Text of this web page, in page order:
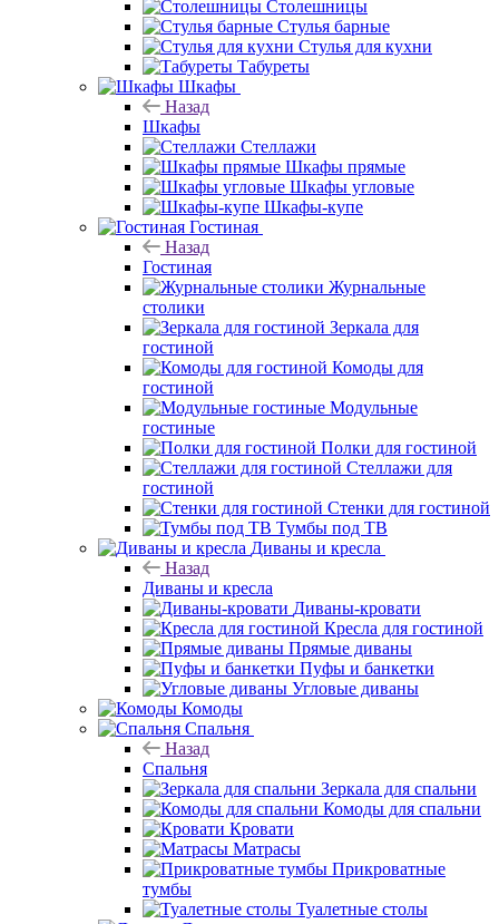
Столешницы
Стулья барные
Стулья для кухни
Табуреты
Шкафы
Назад
Шкафы
Стеллажи
Шкафы прямые
Шкафы угловые
Шкафы-купе
Гостиная
Назад
Гостиная
Журнальные
столики
Зеркала для
гостиной
Комоды для
гостиной
Модульные
гостиные
Полки для гостиной
Стеллажи для
гостиной
Стенки для гостиной
Тумбы под ТВ
Диваны и кресла
Назад
Диваны и кресла
Диваны-кровати
Кресла для гостиной
Прямые диваны
Пуфы и банкетки
Угловые диваны
Комоды
Спальня
Назад
Спальня
Зеркала для спальни
Комоды для спальни
Кровати
Матрасы
Прикроватные
тумбы
Туалетные столы